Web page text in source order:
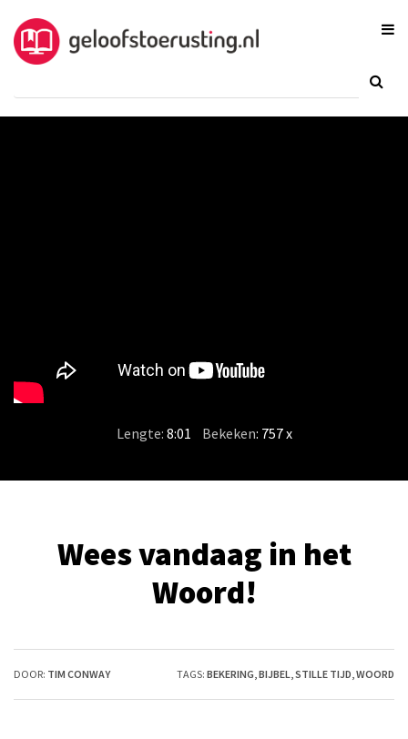
Lengte: 8:01 Bekeken: 757 x
Wees vandaag in het
Woord!
DOOR: TIM CONWAY TAGS: BEKERING BIJBEL STILLE TIJD WOORD